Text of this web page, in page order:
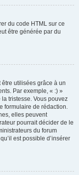
du code HTML sur ce
être générée par du
utilisées grâce à un
Par exemple, « :) »
tristesse. Vous pouvez
formulaire de rédaction.
elles peuvent
pourrait décider de le
du forum
est possible d’insérer